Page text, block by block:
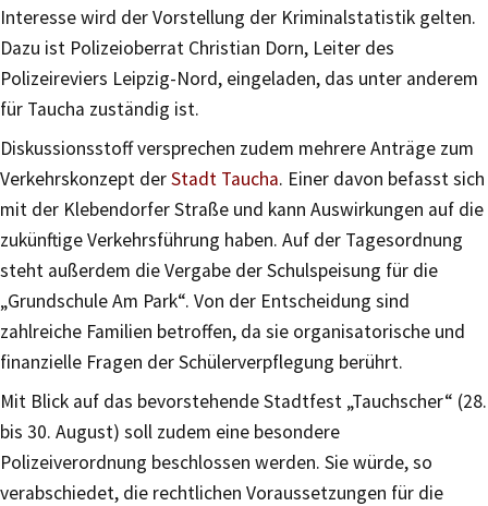
Interesse wird der Vorstellung der Kriminalstatistik gelten.
Dazu ist Polizeioberrat Christian Dorn, Leiter des
Polizeireviers Leipzig-Nord, eingeladen, das unter anderem
für Taucha zuständig ist.
Diskussionsstoff versprechen zudem mehrere Anträge zum
Verkehrskonzept derStadt Taucha. Einer davon befasst sich
mit der Klebendorfer Straße und kann Auswirkungen auf die
zukünftige Verkehrsführung haben. Auf der Tagesordnung
steht außerdem die Vergabe der Schulspeisung für die
„Grundschule Am Park“. Von der Entscheidung sind
zahlreiche Familien betroffen, da sie organisatorische und
finanzielle Fragen der Schülerverpflegung berührt.
Mit Blick auf das bevorstehende Stadtfest „Tauchscher“ (28.
bis 30. August) soll zudem eine besondere
Polizeiverordnung beschlossen werden. Sie würde, so
verabschiedet, die rechtlichen Voraussetzungen für die